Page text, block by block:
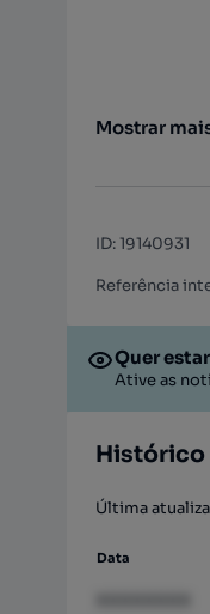
Mostrar
ID:19140931
Referência
Quer
Ative as
Histórico
Última
Data